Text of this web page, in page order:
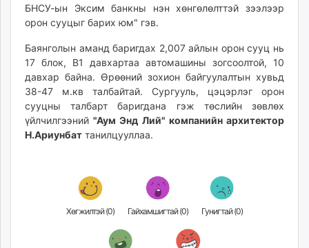
tvmongolia.mn
mass.mn
unegui.mn
assa.mn
toim.mn
tac.mn
paparazzi.mn
unread.today
БНСУ-ын Эксим банкны нэн хөнгөлөлттэй зээлээр
орон сууцыг барих юм" гэв.
Баянголын аманд баригдах 2,007 айлын орон сууц нь
17 блок, В1 давхартаа автомашины зогсоолтой, 10
давхар байна. Өрөөний зохион байгуулалтын хувьд
38-47 м.кв талбайтай. Сургууль, цэцэрлэг орон
сууцны талбарт баригдана гэж төслийн зөвлөх
үйлчилгээний "Аум Энд Лий" компанийн архитектор
Н.Ариунбат танилцууллаа.
Хөгжилтэй (0) Гайхамшигтай (0) Гунигтай (0)